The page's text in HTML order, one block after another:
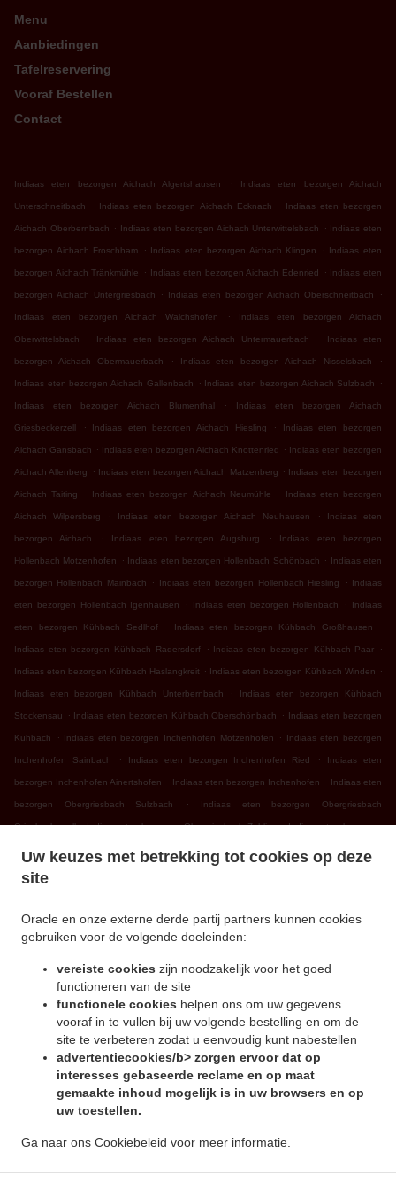
Uw keuzes met betrekking tot cookies op deze
site
Oracle en onze externe derde partij partners kunnen cookies
gebruiken voor de volgende doeleinden:
vereiste cookies zijn noodzakelijk voor het goed
functioneren van de site
functionele cookies helpen ons om uw gegevens
vooraf in te vullen bij uw volgende bestelling en om de
site te verbeteren zodat u eenvoudig kunt nabestellen
advertentiecookies/b> zorgen ervoor dat op
interesses gebaseerde reclame en op maat
gemaakte inhoud mogelijk is in uw browsers en op
uw toestellen.
Ga naar ons Cookiebeleid voor meer informatie.
Menu
Aanbiedingen
Tafelreservering
Vooraf Bestellen
Contact
Indiaas eten bezorgen Aichach Algertshausen . Indiaas eten bezorgen Aichach
Unterschneitbach . Indiaas eten bezorgen Aichach Ecknach . Indiaas eten bezorgen
Aichach Oberbernbach . Indiaas eten bezorgen Aichach Unterwittelsbach . Indiaas eten
bezorgen Aichach Froschham . Indiaas eten bezorgen Aichach Klingen . Indiaas eten
bezorgen Aichach Tränkmühle . Indiaas eten bezorgen Aichach Edenried . Indiaas eten
bezorgen Aichach Untergriesbach . Indiaas eten bezorgen Aichach Oberschneitbach .
Indiaas eten bezorgen Aichach Walchshofen . Indiaas eten bezorgen Aichach
Oberwittelsbach . Indiaas eten bezorgen Aichach Untermauerbach . Indiaas eten
bezorgen Aichach Obermauerbach . Indiaas eten bezorgen Aichach Nisselsbach .
Indiaas eten bezorgen Aichach Gallenbach . Indiaas eten bezorgen Aichach Sulzbach .
Indiaas eten bezorgen Aichach Blumenthal . Indiaas eten bezorgen Aichach
Griesbeckerzell . Indiaas eten bezorgen Aichach Hiesling . Indiaas eten bezorgen
Aichach Gansbach . Indiaas eten bezorgen Aichach Knottenried . Indiaas eten bezorgen
Aichach Allenberg . Indiaas eten bezorgen Aichach Matzenberg . Indiaas eten bezorgen
Aichach Taiting . Indiaas eten bezorgen Aichach Neumühle . Indiaas eten bezorgen
Aichach Wilpersberg . Indiaas eten bezorgen Aichach Neuhausen . Indiaas eten
bezorgen Aichach . Indiaas eten bezorgen Augsburg . Indiaas eten bezorgen
Hollenbach Motzenhofen . Indiaas eten bezorgen Hollenbach Schönbach . Indiaas eten
bezorgen Hollenbach Mainbach . Indiaas eten bezorgen Hollenbach Hiesling . Indiaas
eten bezorgen Hollenbach Igenhausen . Indiaas eten bezorgen Hollenbach . Indiaas
eten bezorgen Kühbach Sedlhof . Indiaas eten bezorgen Kühbach Großhausen .
Indiaas eten bezorgen Kühbach Radersdorf . Indiaas eten bezorgen Kühbach Paar .
Indiaas eten bezorgen Kühbach Haslangkreit . Indiaas eten bezorgen Kühbach Winden .
Indiaas eten bezorgen Kühbach Unterbernbach . Indiaas eten bezorgen Kühbach
Stockensau . Indiaas eten bezorgen Kühbach Oberschönbach . Indiaas eten bezorgen
Kühbach . Indiaas eten bezorgen Inchenhofen Motzenhofen . Indiaas eten bezorgen
Inchenhofen Sainbach . Indiaas eten bezorgen Inchenhofen Ried . Indiaas eten
bezorgen Inchenhofen Ainertshofen . Indiaas eten bezorgen Inchenhofen . Indiaas eten
bezorgen Obergriesbach Sulzbach . Indiaas eten bezorgen Obergriesbach
Griesbeckerzell . Indiaas eten bezorgen Obergriesbach Zahling . Indiaas eten bezorgen
Obergriesbach Edenried Indiaas eten bezorgen Obergriesbach Indiaas eten bezorgen
Altomünster Xyger
bezorgen Altomünster Rudersberg Indiaas eten bezorgen Altomünster Teufelsberg
Indiaas eten bezorgen Altomünster . Indiaas eten bezorgen Sielenbach Gollenhof
Schafhausen Indiaas eten bezorgen Sielenbach .
Wessiszell . Indiaas eten bezorgen Dasing Laimering . Indiaas eten bezorgen Dasing
Indiaas eten bezorgen Dasing Bitzenhofen . Indiaas eten bezorgen Dasing
. . Indiaas eten bezorgen Schiltberg
Untermauerbach Indiaas eten bezorgen Schiltberg Allenberg Indiaas eten bezorgen
Schiltberg Rapperzell . Indiaas eten bezorgen Schiltberg Bergen . Indiaas eten bezorgen
Schiltberg Gundertshausen . Indiaas eten bezorgen Schiltberg
Gachenbach Westerham Indiaas eten bezorgen Gachenbach